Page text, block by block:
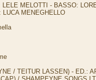
LELE MELOTTI - BASSO:
LUCA MENEGHELLO
/ TEITUR LASSEN) - ED.: